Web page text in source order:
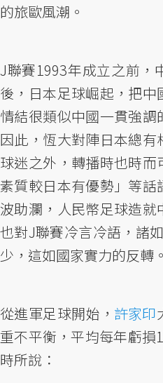
的旅歐風潮。
J聯賽1993年成立之前，
後，日本足球崛起，把
情結很類似中國一貫強
因此，恆大對陣日本總
球迷之外，轉播時也時
素質較日本有優勢」等
波助瀾，人民幣足球造
也對J聯賽冷言冷語，諸
少，這如國家實力的反轉。
從進軍足球開始， 許家印
重不平衡，平均每年虧損
時所說：